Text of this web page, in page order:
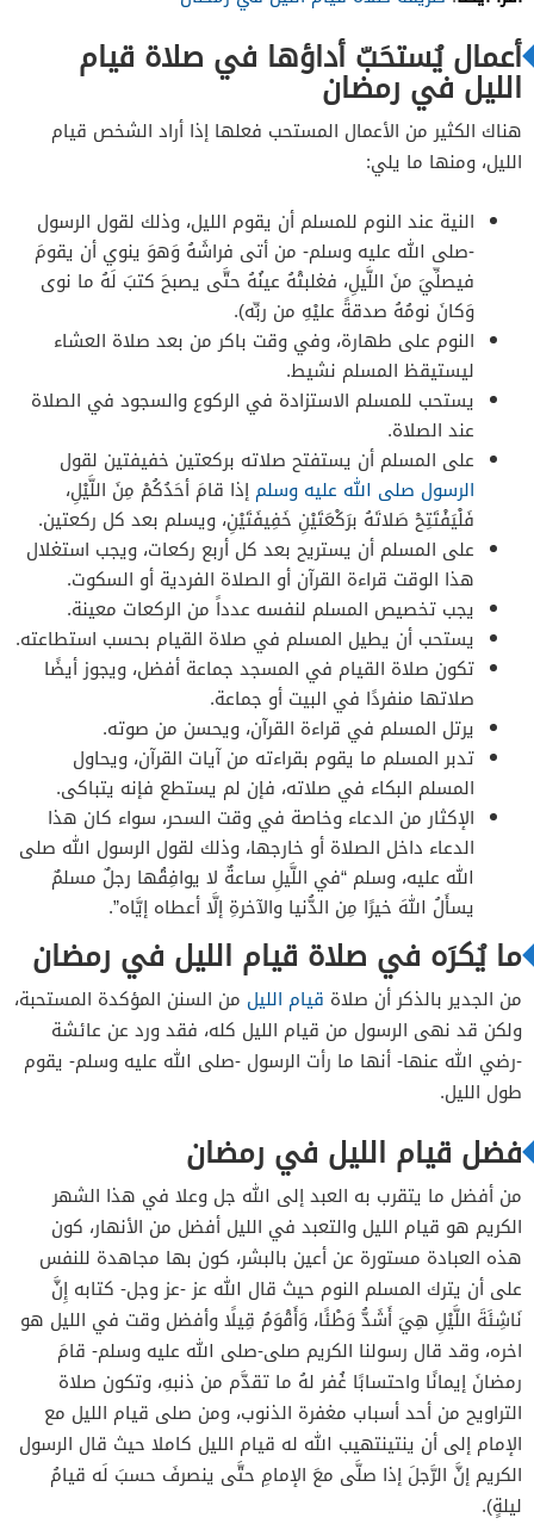
أعمال يُستحَبّ أداؤها في صلاة قيام
الليل في رمضان
هناك الكثير من الأعمال المستحب فعلها إذا أراد الشخص قيام
الليل، ومنها ما يلي:
النية عند النوم للمسلم أن يقوم الليل، وذلك لقول الرسول
-صلى الله عليه وسلم- من أتى فراشَهُ وَهوَ ينوي أن يقومَ
فيصلِّيَ منَ اللَّيلِ، فغلبتْهُ عينُهُ حتَّى يصبحَ كتبَ لَهُ ما نوى
وَكانَ نومُهُ صدقةً عليْهِ من ربِّه).
النوم على طهارة، وفي وقت باكر من بعد صلاة العشاء
ليستيقظ المسلم نشيط.
يستحب للمسلم الاستزادة في الركوع والسجود في الصلاة
عند الصلاة.
على المسلم أن يستفتح صلاته بركعتين خفيفتين لقول
الرسول صلى الله عليه وسلم إذا قامَ أحَدُكُمْ مِنَ اللَّيْلِ،
فَلْيَفْتَتِحْ صَلاتَهُ برَكْعَتَيْنِ خَفِيفَتَيْنِ، ويسلم بعد كل ركعتين.
على المسلم أن يستريح بعد كل أربع ركعات، ويجب استغلال
هذا الوقت قراءة القرآن أو الصلاة الفردية أو السكوت.
يجب تخصيص المسلم لنفسه عدداً من الركعات معينة.
يستحب أن يطيل المسلم في صلاة القيام بحسب استطاعته.
تكون صلاة القيام في المسجد جماعة أفضل، ويجوز أيضًا
صلاتها منفردًا في البيت أو جماعة.
يرتل المسلم في قراءة القرآن، ويحسن من صوته.
تدبر المسلم ما يقوم بقراءته من آيات القرآن، ويحاول
المسلم البكاء في صلاته، فإن لم يستطع فإنه يتباكى.
الإكثار من الدعاء وخاصة في وقت السحر، سواء كان هذا
الدعاء داخل الصلاة أو خارجها، وذلك لقول الرسول الله صلى
الله عليه، وسلم “في اللَّيلِ ساعةٌ لا يوافِقُها رجلٌ مسلمٌ
يسأَلُ اللهَ خيرًا مِن الدُّنيا والآخرةِ إلَّا أعطاه إيَّاه”.
ما يُكرَه في صلاة قيام الليل في رمضان
من الجدير بالذكر أن صلاة قيام الليل من السنن المؤكدة المستحبة،
ولكن قد نهى الرسول من قيام الليل كله، فقد ورد عن عائشة
-رضي الله عنها- أنها ما رأت الرسول -صلى الله عليه وسلم- يقوم
طول الليل.
فضل قيام الليل في رمضان
من أفضل ما يتقرب به العبد إلى الله جل وعلا في هذا الشهر
الكريم هو قيام الليل والتعبد في الليل أفضل من الأنهار، كون
هذه العبادة مستورة عن أعين بالبشر، كون بها مجاهدة للنفس
على أن يترك المسلم النوم حيث قال الله عز -عز وجل- كتابه إِنَّ
نَاشِئَةَ اللَّيْلِ هِيَ أَشَدُّ وَطْئًا، وَأَقْوَمُ قِيلًا وأفضل وقت في الليل هو
اخره، وقد قال رسولنا الكريم صلى-صلى الله عليه وسلم- قامَ
رمضانَ إيمانًا واحتسابًا غُفر لهُ ما تقدَّم من ذنبهِ، وتكون صلاة
التراويح من أحد أسباب مغفرة الذنوب، ومن صلى قيام الليل مع
الإمام إلى أن ينتينتهيب الله له قيام الليل كاملا حيث قال الرسول
الكريم إنَّ الرَّجلَ إذا صلَّى معَ الإمامِ حتَّى ينصرفَ حسبَ لَه قيامُ
ليلةٍ).